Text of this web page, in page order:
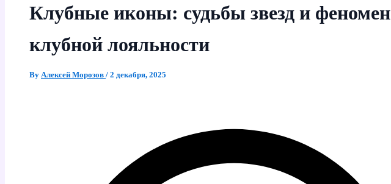
Клубные иконы: судьбы звезд и феномен
клубной лояльности
By Алексей Морозов / 2 декабря, 2025